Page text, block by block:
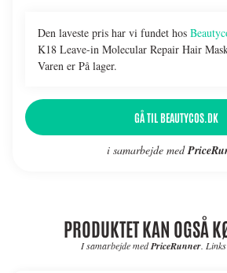
Den laveste pris har vi fundet hos
K18 Leave-in Molecular Repair Hair
Varen er På lager.
GÅ TIL BEAUTYCOS.DK
i samarbejde med
PRODUKTET KAN OGSÅ
I samarbejde medPriceRunner.